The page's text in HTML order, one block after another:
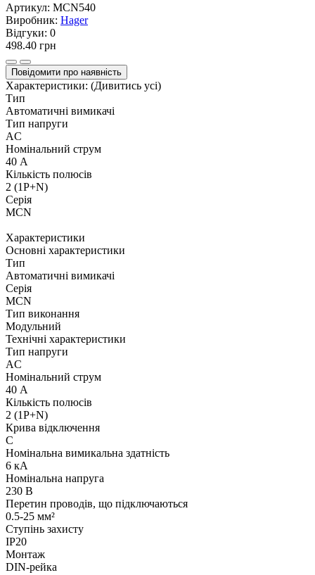
Артикул: MCN540
Виробник: Hager
Відгуки: 0
498.40 грн
Повідомити про наявність
Характеристики: (Дивитись усі)
Тип
Автоматичні вимикачі
Тип напруги
AC
Номінальний струм
40 А
Кількість полюсів
2 (1P+N)
Серія
MCN
Характеристики
Основні характеристики
Тип
Автоматичні вимикачі
Серія
MCN
Тип виконання
Модульний
Технічні характеристики
Тип напруги
AC
Номінальний струм
40 А
Кількість полюсів
2 (1P+N)
Крива відключення
C
Номінальна вимикальна здатність
6 кА
Номінальна напруга
230 В
Перетин проводів, що підключаються
0.5-25 мм²
Ступінь захисту
IP20
Монтаж
DIN-рейка